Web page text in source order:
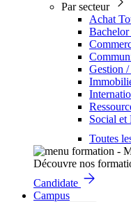
Par secteur
Achat
Bachelor
Gestion
Social et
Toutes
Découvre nos
Candidate
Campus